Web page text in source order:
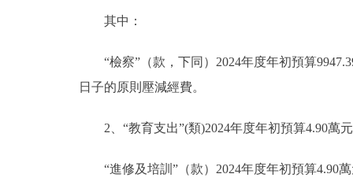
其中：
“檢察”（款，下同）2024年度年初預算
日子的原則壓減經費。
2、“教育支出”(類)2024年度年初預算4.90萬
“進修及培訓”（款）2024年度年初預算4.90